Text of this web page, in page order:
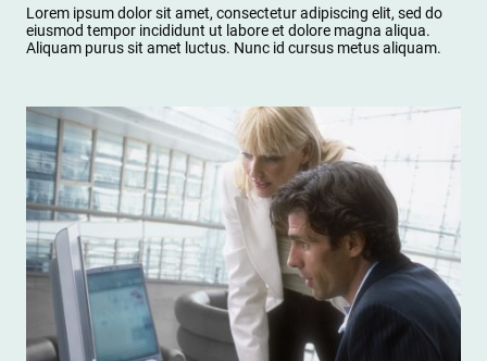
Lorem ipsum dolor sit amet, consectetur adipiscing elit, sed do
eiusmod tempor incididunt ut labore et dolore magna aliqua.
Aliquam purus sit amet luctus. Nunc id cursus metus aliquam.